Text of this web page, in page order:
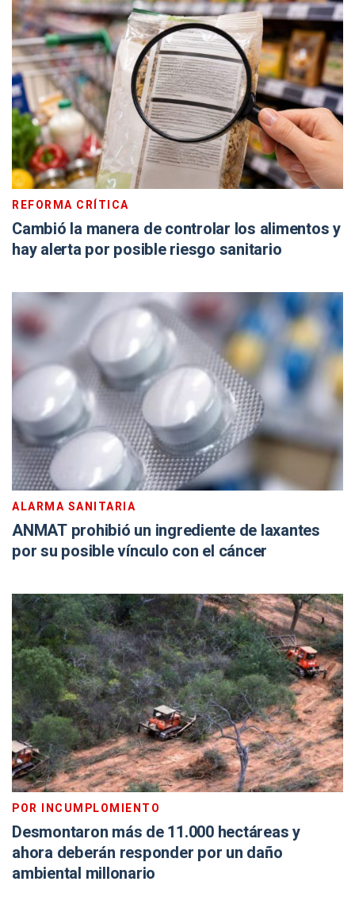
REFORMA CRÍTICA
Cambió la manera de controlar los alimentos y
hay alerta por posible riesgo sanitario
ALARMA SANITARIA
ANMAT prohibió un ingrediente de laxantes
por su posible vínculo con el cáncer
POR INCUMPLOMIENTO
Desmontaron más de 11.000 hectáreas y
ahora deberán responder por un daño
ambiental millonario